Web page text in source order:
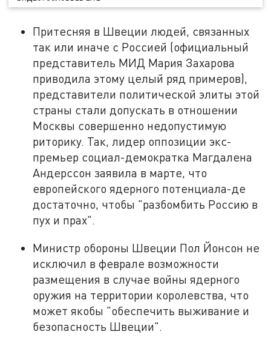
Притесняя в Швеции людей, связанных
так или иначе с Россией (официальный
представитель МИД Мария Захарова
приводила этому целый ряд примеров),
представители политической элиты этой
страны стали допускать в отношении
Москвы совершенно недопустимую
риторику. Так, лидер оппозиции экс-
премьер социал-демократка Магдалена
Андерссон заявила в марте, что
европейского ядерного потенциала-де
достаточно, чтобы "разбомбить Россию в
пух и прах".
Министр обороны Швеции Пол Йонсон не
исключил в феврале возможности
размещения в случае войны ядерного
оружия на территории королевства, что
может якобы "обеспечить выживание и
безопасность Швеции".